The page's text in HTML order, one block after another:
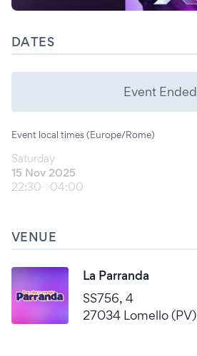
DATES
Event Ended
Event local times (Europe/Rome)
Saturday
15 Nov 2025
22:30
04:00
VENUE
La Parranda
SS756, 4
27034 Lomello (PV)